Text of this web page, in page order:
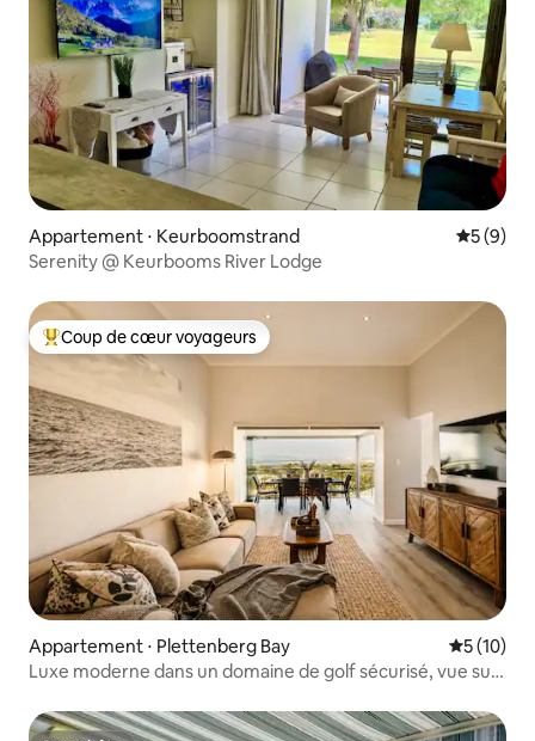
Appartement ⋅ Keurboomstrand
5 (9)
Serenity @ Keurbooms River Lodge
Coups de cœur voyageurs les plus appréciés
Coup de cœur voyageurs
Appartement ⋅ Plettenberg Bay
5 (10)
Luxe moderne dans un domaine de golf sécurisé, vue sur